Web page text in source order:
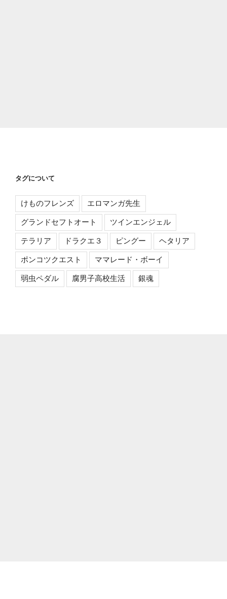
タグについて
けものフレンズ エロマンガ先生
グランドセフトオート ツインエンジェル
テラリア ドラクエ３ ピングー ヘタリア
ポンコツクエスト ママレード・ボーイ
弱虫ペダル 腐男子高校生活 銀魂